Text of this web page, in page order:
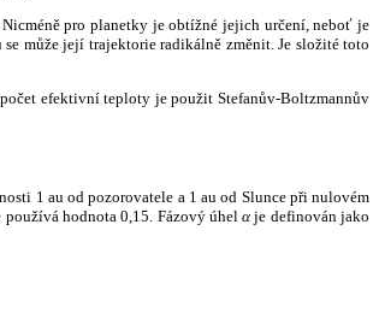
Nicméně pro planetky je obtížné jejich určení, neboť je
může její trajektorie radikálně změnit. Je složité toto
efektivní teploty je použit Stefanův-Boltzmannův
1 au od pozorovatele a 1 au od Slunce při nulovém
používá hodnota 0,15. Fázový úhelα je definován jako